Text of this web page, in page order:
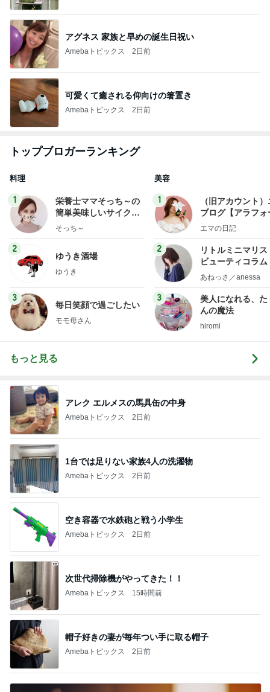
アグネス 家族と早めの誕生日祝い
Amebaトピックス 2日前
可愛くて癒される仰向けの箸置き
Amebaトピックス 2日前
トップブロガーランキング
料理
1
栄養士ママそっち～の
簡単美味しいサイクル
献立
そっち～
2
ゆうき酒場
ゆうき
3
毎日笑顔で過ごしたい
モモ母さん
美容
1
（旧アカウント
ブログ【アラフォ
社売却セカンドラ
エマの日記
2
リトルミニマリス
ビューティコラ
little
あねっさ／anessa
3
美人になれる、た
んの魔法
hiromi
もっと見る
アレク エルメスの馬具缶の中身
Amebaトピックス 2日前
1台では足りない家族4人の洗濯物
Amebaトピックス 2日前
空き容器で水鉄砲と戦う小学生
Amebaトピックス 2日前
次世代掃除機がやってきた！！
Amebaトピックス 15時間前
帽子好きの妻が毎年つい手に取る帽子
Amebaトピックス 2日前